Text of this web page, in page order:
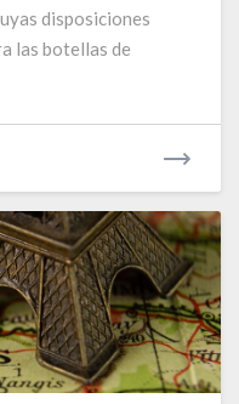
disposiciones
las botellas de